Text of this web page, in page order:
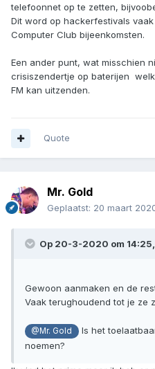
telefoonnet op te zetten,
Dit word op hackerfestivals
Computer Club bijeenkomsten.
Een ander punt, wat misschien
crisiszendertje op baterijen
FM kan uitzenden.
Quote
Mr. Gold
Geplaatst: 20 maart
Op 20-3-2020 om 14:25,
Gewoon aanmaken en de
Vaak terughoudend tot je ze
@Mr. Gold
Is het
noemen?